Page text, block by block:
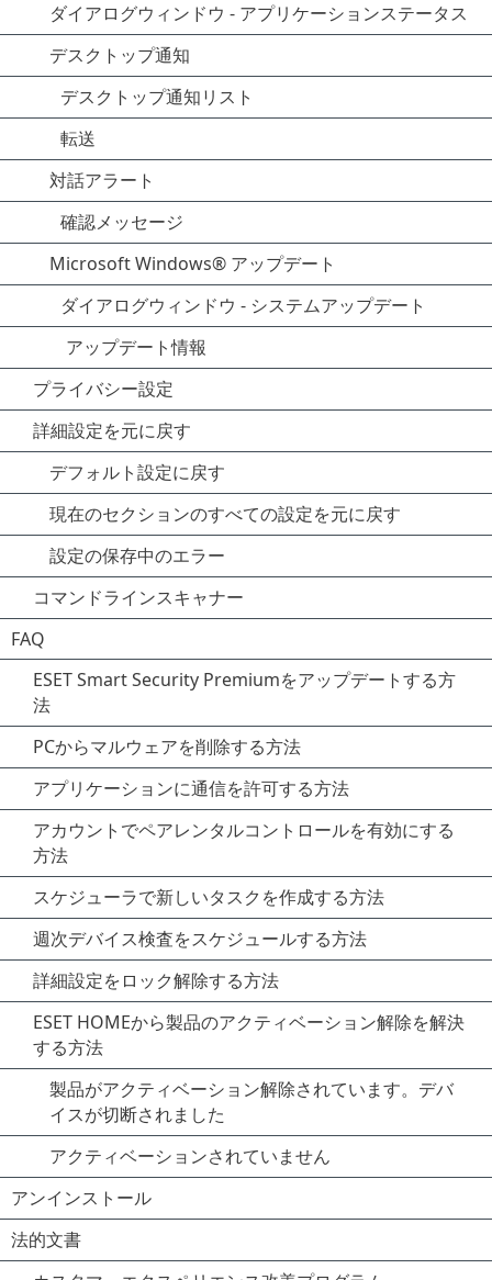
ダイアログウィンドウ - アプリケーションステータス
デスクトップ通知
デスクトップ通知リスト
転送
対話アラート
確認メッセージ
Microsoft Windows® アップデート
ダイアログウィンドウ - システムアップデート
アップデート情報
プライバシー設定
詳細設定を元に戻す
デフォルト設定に戻す
現在のセクションのすべての設定を元に戻す
設定の保存中のエラー
コマンドラインスキャナー
FAQ
ESET Smart Security Premiumをアップデートする方
法
PCからマルウェアを削除する方法
アプリケーションに通信を許可する方法
アカウントでペアレンタルコントロールを有効にする
方法
スケジューラで新しいタスクを作成する方法
週次デバイス検査をスケジュールする方法
詳細設定をロック解除する方法
ESET HOMEから製品のアクティベーション解除を解決
する方法
製品がアクティベーション解除されています。デバ
イスが切断されました
アクティベーションされていません
アンインストール
法的文書